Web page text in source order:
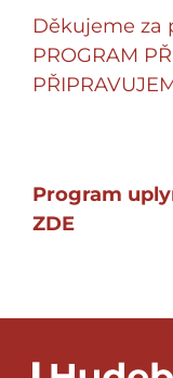
Děkujeme za
PROGRAM
Program
ZDE